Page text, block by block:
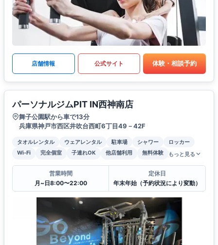
店舗情報 公式サイト 体験・相談予約
パーソナルジムPIT IN西神南店
舞子公園駅から車で13分
兵庫県神戸市西区井吹台西町6丁目49－42F
タオルレンタル ウェアレンタル 駐車場 シャワー
ロッカー
Wi-Fi
完全個室 子連れOK 他店舗利用 無料体験 もっと見る
営業時間
月~日8:00〜22:00
定休日
年末年始（予約状況により変動）